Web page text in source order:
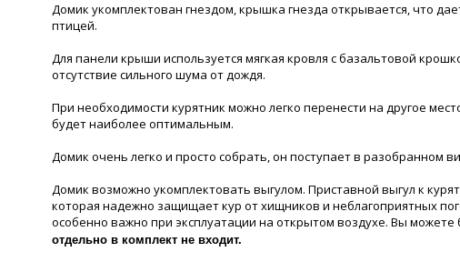
Домик укомплектован гнездом, крышка гнезда открывается, что
птицей.
Для панели крыши используется мягкая кровля с базальтовой
отсутствие сильного шума от дождя.
При необходимости курятник можно легко перенести на другое
будет наиболее оптимальным.
Домик очень легко и просто собрать, он поступает в разобранном
Домик возможно укомплектовать выгулом. Приставной выгул к
которая надежно защищает кур от хищников и неблагоприятных
особенно важно при эксплуатации на открытом воздухе. Вы
отдельно в комплект не входит.